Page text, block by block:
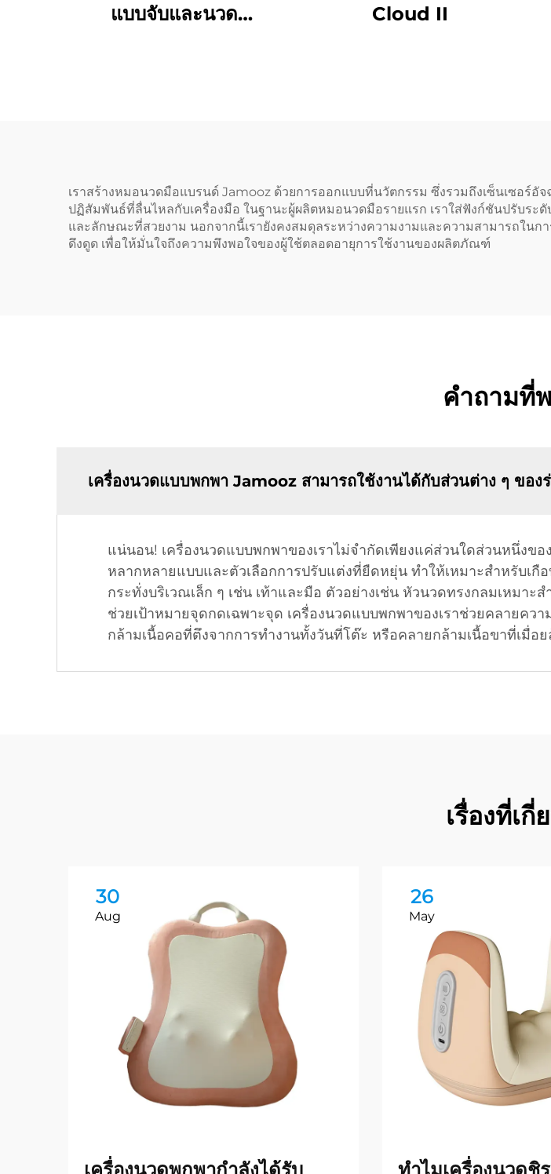
แบบจับและนวด
Cloud II
เราสร้างหมอนวดมือแบรนด์ Jamooz ด้วยการออกแบบที่นวัตกรรม ซึ่งรวมถึงเซ็นเซอร์
ปฏิสัมพันธ์ที่ลื่นไหลกับเครื่องมือ ในฐานะผู้ผลิตหมอนวดมือรายแรก เราใส่ฟังก์ชันปรับระ
และลักษณะที่สวยงาม นอกจากนี้เรายังคงสมดุลระหว่างความงามและความสามารถใน
ดึงดูด เพื่อให้มั่นใจถึงความพึงพอใจของผู้ใช้ตลอดอายุการใช้งานของผลิตภัณฑ์
คำถามที่
เครื่องนวดแบบพกพา Jamooz สามารถใช้งานได้กับส่วนต่าง ๆ ของ
แน่นอน! เครื่องนวดแบบพกพาของเราไม่จำกัดเพียงแค่ส่วนใดส่วนหนึ่งข
หลากหลายแบบและตัวเลือกการปรับแต่งที่ยืดหยุ่น ทำให้เหมาะสำหรับเ
กระทั่งบริเวณเล็ก ๆ เช่น เท้าและมือ ตัวอย่างเช่น หัวนวดทรงกลมเหม
ช่วยเป้าหมายจุดกดเฉพาะจุด เครื่องนวดแบบพกพาของเราช่วยคลายค
กล้ามเนื้อคอที่ตึงจากการทำงานทั้งวันที่โต๊ะ หรือคลายกล้ามเนื้อขาที่เมื่อ
เรื่องที่เกี่
30
Aug
26
May